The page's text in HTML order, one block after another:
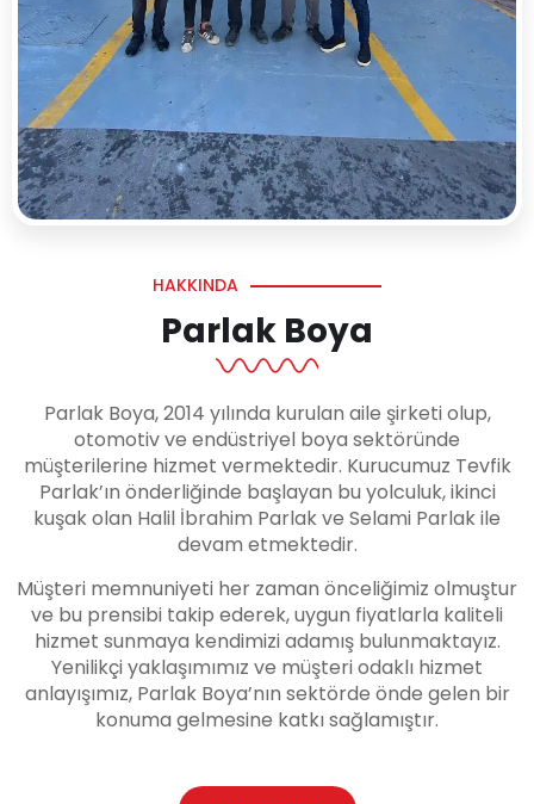
HAKKINDA
Parlak Boya
Parlak Boya, 2014 yılında kurulan aile şirketi olup,
otomotiv ve endüstriyel boya sektöründe
müşterilerine hizmet vermektedir. Kurucumuz Tevfik
Parlak’ın önderliğinde başlayan bu yolculuk, ikinci
kuşak olan Halil İbrahim Parlak ve Selami Parlak ile
devam etmektedir.
Müşteri memnuniyeti her zaman önceliğimiz olmuştur
ve bu prensibi takip ederek, uygun fiyatlarla kaliteli
hizmet sunmaya kendimizi adamış bulunmaktayız.
Yenilikçi yaklaşımımız ve müşteri odaklı hizmet
anlayışımız, Parlak Boya’nın sektörde önde gelen bir
konuma gelmesine katkı sağlamıştır.